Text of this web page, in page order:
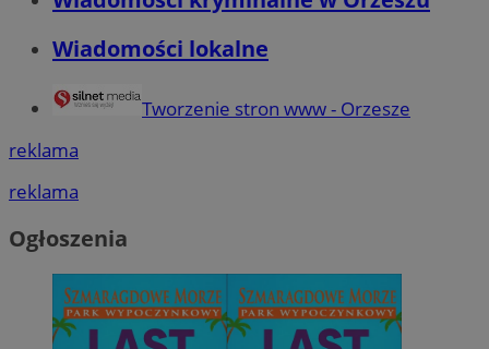
Wiadomości lokalne
Tworzenie stron www - Orzesze
reklama
reklama
Ogłoszenia